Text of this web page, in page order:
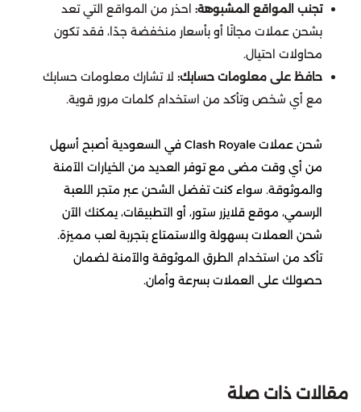
تقسيط واتشر اوف ريلمز
تقسيط لايف افتر
تقسيط يلا فزعة
تقسيط نداء الحرب
نداء الحرب
سول لاند
Crystal of Atlan
Lineage2m
Dragonheir Silent Gods
Guns of Glory
اتش اند ام H&M
تومي Tommy
مجموعة الشايع
ايوا
لوفيرا
باث اند بدي وركس
الحماية المتطورة
تجنب المواقع المشبوهة: احذر من المواقع التي تعد
بشحن عملات مجانًا أو بأسعار منخفضة جدًا، فقد تكون
محاولات احتيال.
حافظ على معلومات حسابك: لا تشارك معلومات حسابك
مع أي شخص وتأكد من استخدام كلمات مرور قوية.
شحن عملات Clash Royale في السعودية أصبح أسهل
من أي وقت مضى مع توفر العديد من الخيارات الآمنة
والموثوقة. سواء كنت تفضل الشحن عبر متجر اللعبة
الرسمي، موقع قلايزر ستور، أو التطبيقات، يمكنك الآن
شحن العملات بسهولة والاستمتاع بتجربة لعب مميزة.
تأكد من استخدام الطرق الموثوقة والآمنة لضمان
حصولك على العملات بسرعة وأمان.
مقالات ذات صلة